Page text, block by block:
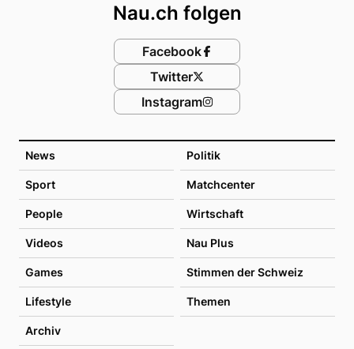
News Politik
Sport Matchcenter
People Wirtschaft
Videos Nau Plus
Games Stimmen der Schweiz
Lifestyle Themen
Archiv
Nau.ch folgen
Facebook
Twitter
Instagram